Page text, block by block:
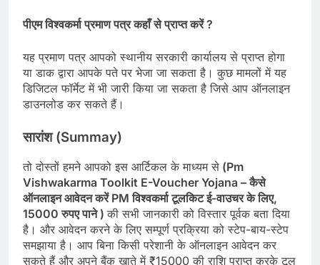
पीएम विश्वकर्मा प्रमाण पत्र कहाँ से प्राप्त करें ?
यह प्रमाण पत्र आपको स्थानीय सरकारी कार्यालय से प्राप्त होगा
या डाक द्वारा आपके पते पर भेजा जा सकता है। कुछ मामलों में यह
डिजिटल फॉर्मेट में भी जारी किया जा सकता है जिसे आप ऑनलाइन
डाउनलोड कर सकते हैं।
सारांश (Summay)
तो दोस्तों हमने आपको इस आर्टिकल के माध्यम से (Pm
Vishwakarma Toolkit E-Voucher Yojana – कैसे
ऑनलाइन आवेदन करें PM विश्वकर्मा टूलकिट ई-वाउचर के लिए,
15000 रुपए पाने )की सभी जानकारी को विस्तार पूर्वक बता दिया
है। और आवेदन करने के लिए सम्पूर्ण प्रक्रिया को स्टेप-बाय-स्टेप
समझाया है। आप बिना किसी परेशानी के ऑनलाइन आवेदन कर
सकते हैं और अपने बैंक खाते में ₹15000 की राशि प्राप्त करके टूल